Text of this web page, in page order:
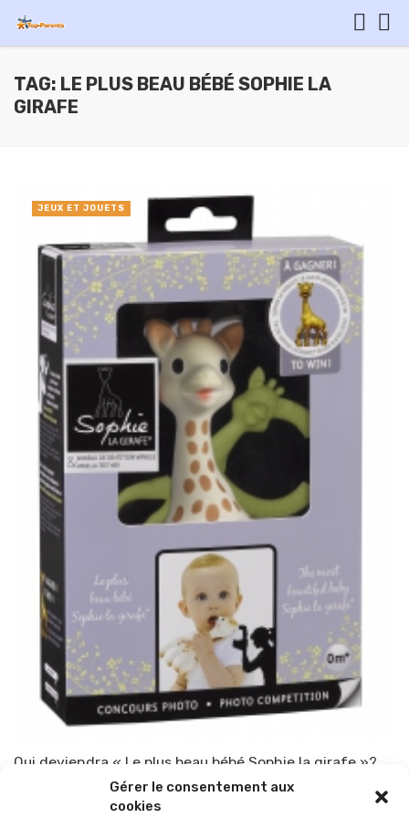
Gérer le consentement aux
cookies
TAG: LE PLUS BEAU BÉBÉ SOPHIE LA
GIRAFE
Qui deviendra « Le plus beau bébé Sophie la girafe »?
TOP-PARENTS 5 juin 2012
JEUX ET JOUETS